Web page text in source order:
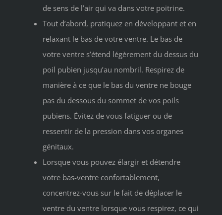
de sens de l’air qui va dans votre poitrine.
Tout d’abord, pratiquez en développant et en
relaxant le bas de votre ventre. Le bas de
votre ventre s’étend légèrement du dessus du
poil pubien jusqu’au nombril. Respirez de
manière à ce que le bas du ventre ne bouge
pas du dessous du sommet de vos poils
pubiens. Évitez de vous fatiguer ou de
ressentir de la pression dans vos organes
génitaux.
Lorsque vous pouvez élargir et détendre
votre bas-ventre confortablement,
concentrez-vous sur le fait de déplacer le
ventre du ventre lorsque vous respirez, ce qui